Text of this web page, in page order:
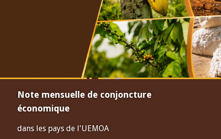
Note mensuelle de conjoncture
économique
dans les pays de l'UEMOA